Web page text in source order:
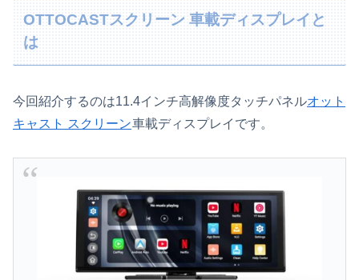
OTTOCASTスクリーン 車載ディスプレイと
は
今回紹介するのは11.4インチ高解像度タッチパネルオット
キャスト スクリーン車載ディスプレイです。